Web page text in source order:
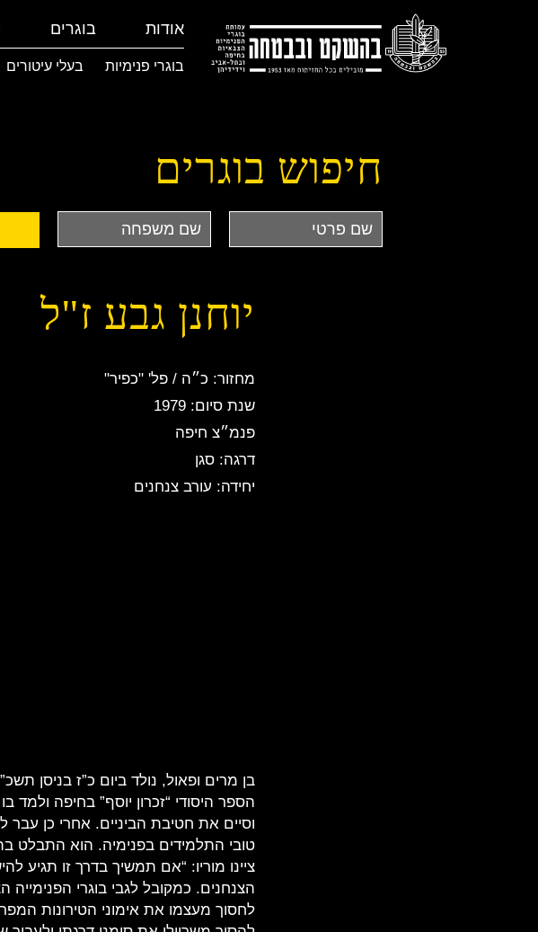
אודות בוגרים
בוגרי פנימיות בעלי עיטורים
חיפוש בוגרים
שם
פרטי
שם
משפחה
יוחנן גבע ז"ל
מחזור: כ״ה / פל' "כפיר"
שנת סיום: 1979
פנמ״צ חיפה
דרגה: סגן
יחידה: עורב צנחנים
הספר היסודי “זכרון יוסף” בחיפה ולמד
וסיים את חטיבת הביניים. אחרי כן עבר
טובי התלמידים בפנימיה. הוא התבלט
הצנחנים. כמקובל לגבי בוגרי הפנימייה
לחסוך מעצמו את אימוני הטירונות